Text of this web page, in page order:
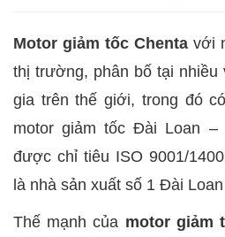
Motor giảm tốc Chenta với
thị trường, phân bố tại nhiều
gia trên thế giới, trong đó
motor giảm tốc Đài Loan –
được chỉ tiêu ISO 9001/
là nhà sản xuất số 1 Đài
Thế mạnh của motor giảm